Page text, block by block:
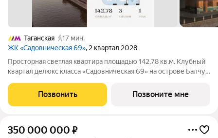
Таганская
17 мин.
ЖК «Садовническая 69», 2 квартал 2028
Просторная светлая квартира площадью 142,78 кв.м. Клубный
квартал делюкс класса «Садовническая 69» на острове Балчуг
Садовнической набережной, золотой остров Балчуг. Тишина и
уединённость сочетаются с
Позвонить Позвоните мне
350 000 000 ₽